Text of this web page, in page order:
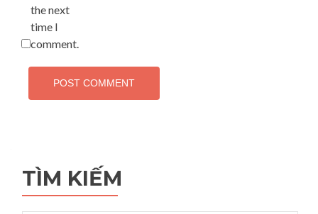
the next
time I
comment.
TÌM KIẾM